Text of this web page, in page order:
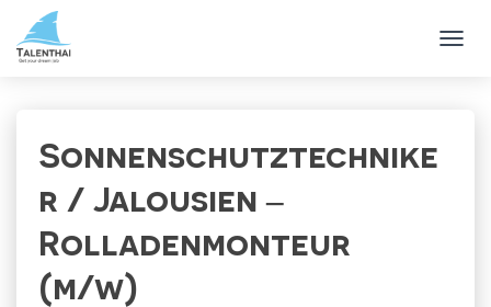
Sonnenschutztechnike
r / Jalousien –
Rolladenmonteur
(m/w)